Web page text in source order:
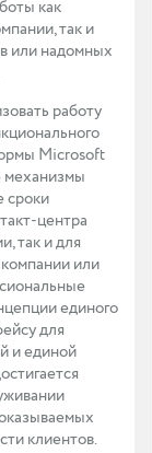
как
так и
или надомных
работу
Microsoft
механизмы
сроки
центра
так и для
или
единого
для
и единой
клиентов.